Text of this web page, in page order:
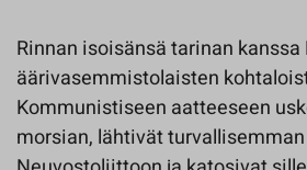
Rinnan isoisänsä tarinan
äärivasemmistolaisten
Kommunistiseen aatteeseen
morsian, lähtivät